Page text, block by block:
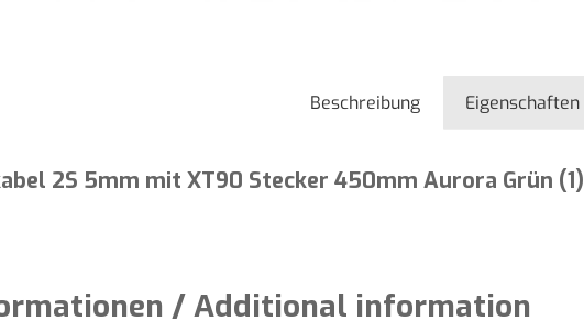
Beschreibung Eigenschaften
2S 5mm mit XT90 Stecker 450mm Aurora Grün (1)
/ Additional information